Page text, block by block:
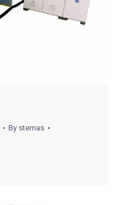
By stemas